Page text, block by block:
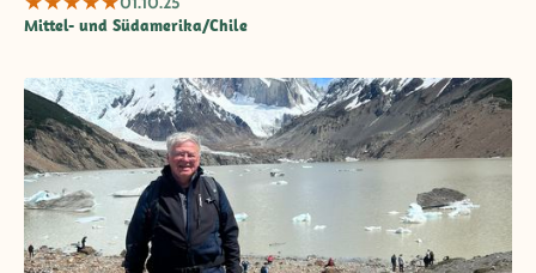
Mittel- und Südamerika/Chile